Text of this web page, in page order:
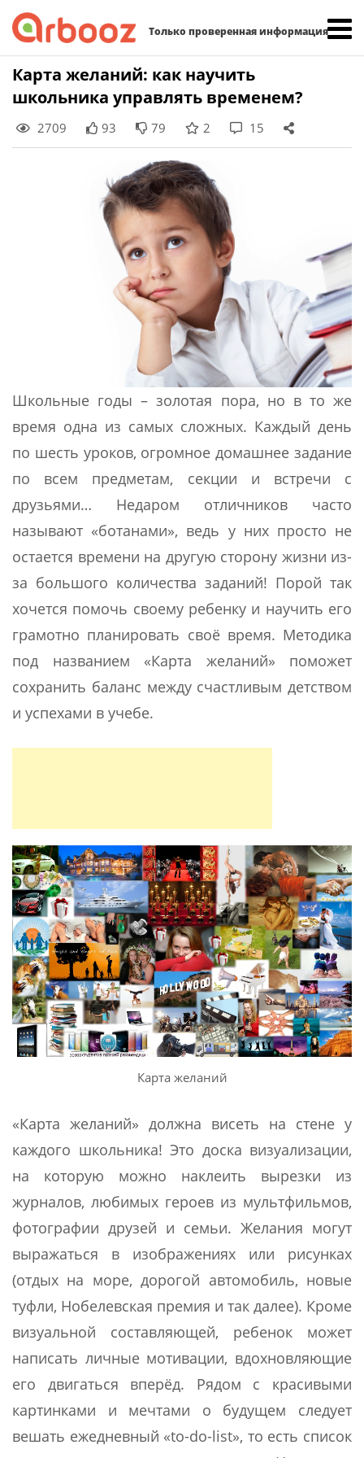
Только проверенная информация
Skip
Карта желаний: как научить
школьника управлять временем?
2709 93 79 2 15
Школьные годы – золотая пора, но в то же
время одна из самых сложных. Каждый день
по шесть уроков, огромное домашнее задание
по всем предметам, секции и встречи с
друзьями… Недаром отличников часто
называют «ботанами», ведь у них просто не
остается времени на другую сторону жизни из-
за большого количества заданий! Порой так
хочется помочь своему ребенку и научить его
грамотно планировать своё время. Методика
под названием «Карта желаний» поможет
сохранить баланс между счастливым детством
и успехами в учебе.
Карта желаний
«Карта желаний» должна висеть на стене у
каждого школьника! Это доска визуализации,
на которую можно наклеить вырезки из
журналов, любимых героев из мультфильмов,
фотографии друзей и семьи. Желания могут
выражаться в изображениях или рисунках
(отдых на море, дорогой автомобиль, новые
туфли, Нобелевская премия и так далее). Кроме
визуальной составляющей, ребенок может
написать личные мотивации, вдохновляющие
его двигаться вперёд. Рядом с красивыми
картинками и мечтами о будущем следует
вешать ежедневный «to-do-list», то есть список
Найти: